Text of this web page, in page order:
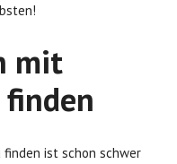
mit
finden ist schon schwer